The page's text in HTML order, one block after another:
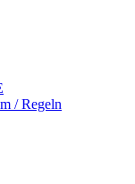
/ Regeln